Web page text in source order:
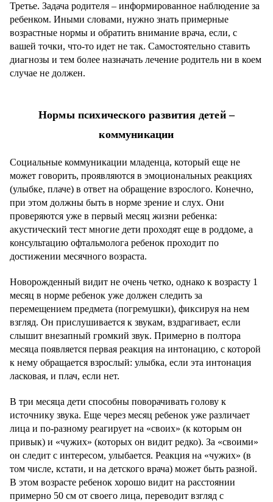
Третье. Задача родителя – информированное наблюдение за
ребенком. Иными словами, нужно знать примерные
возрастные нормы и обратить внимание врача, если, с
вашей точки, что-то идет не так. Самостоятельно ставить
диагнозы и тем более назначать лечение родитель ни в коем
случае не должен.
Нормы психического развития детей –
коммуникации
Социальные коммуникации младенца, который еще не
может говорить, проявляются в эмоциональных реакциях
(улыбке, плаче) в ответ на обращение взрослого. Конечно,
при этом должны быть в норме зрение и слух. Они
проверяются уже в первый месяц жизни ребенка:
акустический тест многие дети проходят еще в роддоме, а
консультацию офтальмолога ребенок проходит по
достижении месячного возраста.
Новорожденный видит не очень четко, однако к возрасту 1
месяц в норме ребенок уже должен следить за
перемещением предмета (погремушки), фиксируя на нем
взгляд. Он прислушивается к звукам, вздрагивает, если
слышит внезапный громкий звук. Примерно в полтора
месяца появляется первая реакция на интонацию, с которой
к нему обращается взрослый: улыбка, если эта интонация
ласковая, и плач, если нет.
В три месяца дети способны поворачивать голову к
источнику звука. Еще через месяц ребенок уже различает
лица и по-разному реагирует на «своих» (к которым он
привык) и «чужих» (которых он видит редко). За «своими»
он следит с интересом, улыбается. Реакция на «чужих» (в
том числе, кстати, и на детского врача) может быть разной.
В этом возрасте ребенок хорошо видит на расстоянии
примерно 50 см от своего лица, переводит взгляд с